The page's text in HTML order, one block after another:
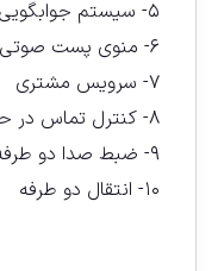
۵- سیستم جوابگویی اپراتوری اتوماتیک
۶- منوى پست صوتى روى صفحه نمایشگر
۷- سرویس مشتری
۸- کنترل تماس در حال انجام
۹- ضبط صدا دو طرفه
۱۰- انتقال دو طرفه